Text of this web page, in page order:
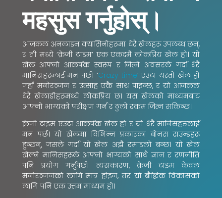
महसुस गर्नुहोस्।
आजकल अनलाइन क्यासिनोहरूमा धेरै खेलहरू उपलब्ध छन्,
र ती मध्ये ‘क्रेजी टाइम’ एक एकदमै लोकप्रिय खेल हो। यो
खेल आफ्नो आकर्षक स्वरूप र जित्ने अवसरले गर्दा धेरै
मानिसहरूलाई मन पर्छ। ‘Crazy time‘ एउटा यस्तो खेल हो
जहाँ मनोरञ्जन र उत्साह एकै साथ पाइन्छ, र यो आजकल
धेरै खेलाडीहरूमध्ये लोकप्रिय छ। यस खेलको माध्यमबाट
आफ्नो भाग्यको परीक्षण गर्न र ठुलो रकम जित्न सकिन्छ।
क्रेजी टाइम एउटा आकर्षक खेल हो र यो धेरै मानिसहरूलाई
मन पर्छ। यो खेलमा विभिन्न प्रकारका बोनस राउन्डहरू
हुन्छन्, जसले गर्दा यो खेल अझै रमाइलो बन्छ। यो खेल
खेल्ने मानिसहरूले आफ्नो भाग्यको साथै ज्ञान र रणनीति
पनि प्रयोग गर्नुपर्छ। त्यसकारण, क्रेजी टाइम केवल
मनोरञ्जनको लागि मात्र होइन, तर यो बौद्धिक विकासको
लागि पनि एक उत्तम माध्यम हो।